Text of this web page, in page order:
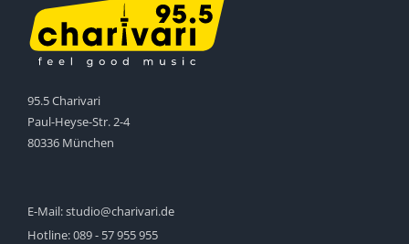
95.5 Charivari
Paul-Heyse-Str. 2-4
80336 München
E-Mail:studio@charivari.de
Hotline:089 - 57 955 955